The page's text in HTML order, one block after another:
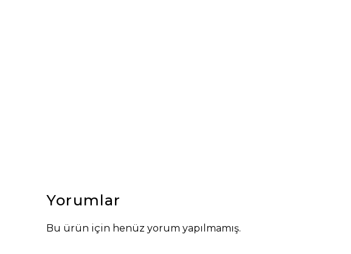
Yorumlar
Bu ürün için henüz yorum yapılmamış.